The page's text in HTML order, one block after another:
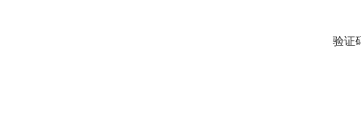
验证